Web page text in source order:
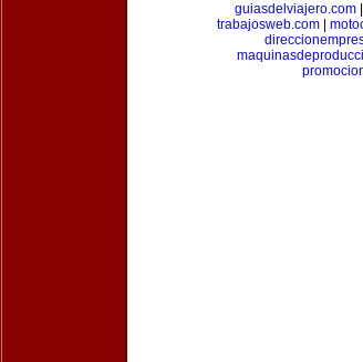
guiasdelviajero.com|
trabajosweb.com|